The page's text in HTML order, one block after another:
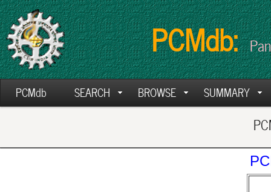
PCMdb:
PCMdb SEARCH BROWSE SUMMARY